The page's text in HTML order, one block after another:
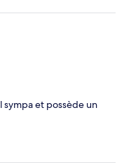
et possède un